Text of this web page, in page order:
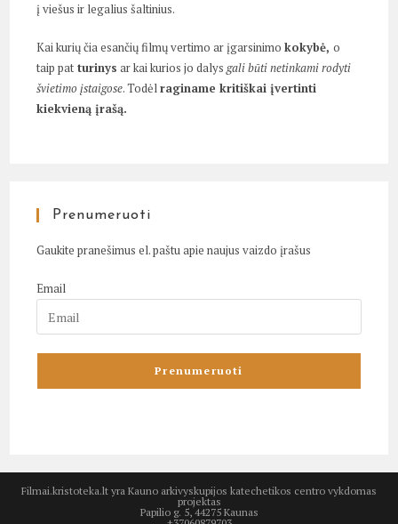
į viešus ir legalius šaltinius.
Kai kurių čia esančių filmų vertimo ar įgarsinimokokybė,o
taip pat turinys ar kai kurios jo dalysgali būti netinkami rodyti
švietimo įstaigose. Todėlraginame kritiškai įvertinti
kiekvieną įrašą.
Prenumeruoti
Gaukite pranešimus el. paštu apie naujus vaizdo įrašus
Email
Filmai.kristoteka.lt yra Kauno arkivyskupijos katechetikos centro vykdomas
projektas
Papilio g. 5, 44275 Kaunas